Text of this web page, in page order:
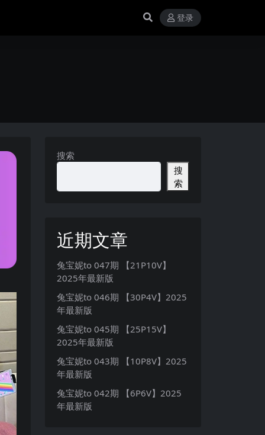
登录
搜索
搜
索
近期文章
兔宝妮to 047期 【21P10V】
2025年最新版
兔宝妮to 046期 【30P4V】2025
年最新版
兔宝妮to 045期 【25P15V】
2025年最新版
兔宝妮to 043期 【10P8V】2025
年最新版
兔宝妮to 042期 【6P6V】2025
年最新版